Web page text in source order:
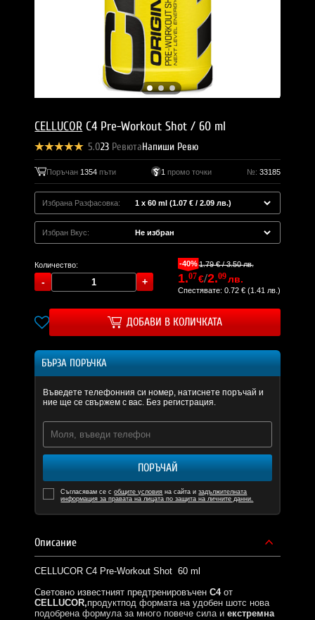
CELLUCOR C4 Pre-Workout Shot / 60 ml
5.023 РевютаНапиши Ревю
Поръчан 1354 пъти 1 промо точки №: 33185
Избрана Разфасовка:
Избран Вкус:
Количество: -40%1.79 € / 3.50 лв.
1.07€/2.09лв.
Спестявате: 0.72 € (1.41 лв.)
ДОБАВИ В КОЛИЧКАТА
БЪРЗА ПОРЪЧКА
Въведете телефонния си номер, натиснете поръчай и
ние ще се свържем с вас. Без регистрация.
ПОРЪЧАЙ
Съгласявам се собщите условия на сайта изадължителната
информация за правата на лицата по защита на личните данни.
Описание
CELLUCOR C4 Pre-Workout Shot 60 ml
Световно известният предтренировъченC4от
CELLUCOR,продуктпод формата на удобен шотс нова
подобрена формула за много повече сила иекстремна